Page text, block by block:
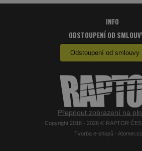
INFO
ODSTOUPENÍ OD
Odstoupení od smlouvy
Přepnout zobrazení na
Copyright 2018 - 2026 © RAPTOR
Tvorba e-shopů - Atomer.cz